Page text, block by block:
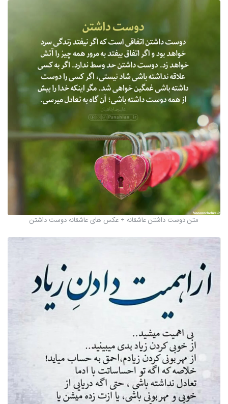
متن دوست داشتن عاشقانه + عکس های عاشقانه دوست داشتن